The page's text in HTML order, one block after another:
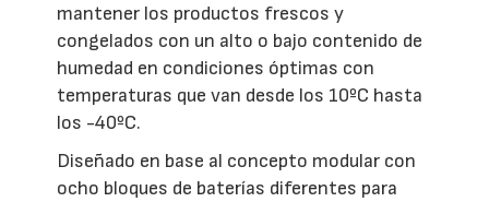
mantener los productos frescos y
congelados con un alto o bajo contenido de
humedad en condiciones óptimas con
temperaturas que van desde los 10ºC hasta
los -40ºC.
Diseñado en base al concepto modular con
ocho bloques de baterías diferentes para